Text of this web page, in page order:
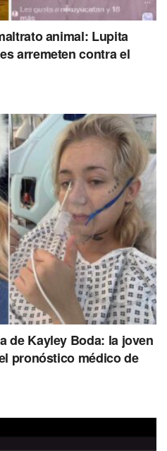
se conmovió por la escena
las imágenes.
la usuaria Wen Galindo en
animal: Lupita
arremeten contra el
de Kayley Boda: la joven
pronóstico médico de